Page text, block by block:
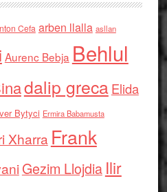
Cefa arben llalla asllan
Aurenc Bebja Behlul
dalip grecaElida
Bytyci Ermira Babamusta
Xharra Frank
Gezim Llojdia Ilir